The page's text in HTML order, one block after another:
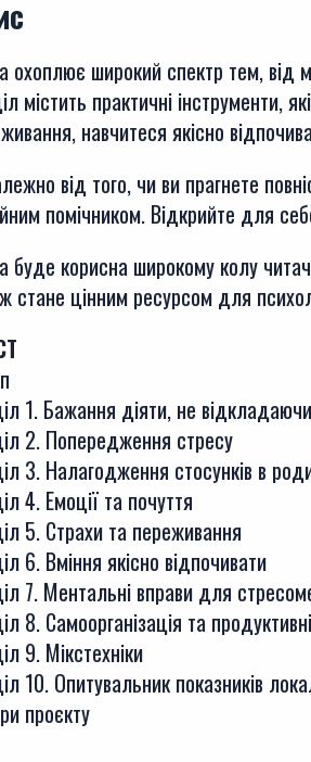
охоплює широкий спектр тем, від
містить практичні інструменти,
навчитеся якісно
від того, чи ви прагнете
помічником. Відкрийте для
буде корисна широкому колу
стане цінним ресурсом для
1. Бажання діяти, не
2. Попередження стресу
3. Налагодження стосунків в
4. Емоції та почуття
5. Страхи та переживання
6. Вміння якісно відпочивати
7. Ментальні вправи для
8. Самоорганізація та
9. Мікстехніки
10. Опитувальник показників
проєкту